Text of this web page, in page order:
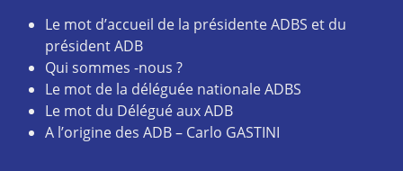
Le mot d’accueil de la présidente ADBS et du
président ADB
Qui sommes -nous ?
Le mot de la déléguée nationale ADBS
Le mot du Délégué aux ADB
A l’origine des ADB – Carlo GASTINI